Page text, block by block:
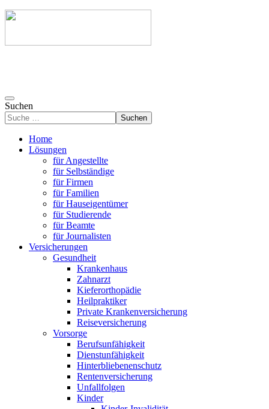
Suchen
Suchen
Home
Lösungen
für Angestellte
für Selbständige
für Firmen
für Familien
für Hauseigentümer
für Studierende
für Beamte
für Journalisten
Versicherungen
Gesundheit
Krankenhaus
Zahnarzt
Kieferorthopädie
Heilpraktiker
Private Krankenversicherung
Reiseversicherung
Vorsorge
Berufsunfähigkeit
Dienstunfähigkeit
Hinterbliebenenschutz
Rentenversicherung
Unfallfolgen
Kinder